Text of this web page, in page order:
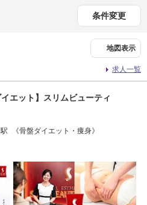
条件変更
地図表示
求人一覧
エット】スリムビューティ
《骨盤ダイエット・痩身》